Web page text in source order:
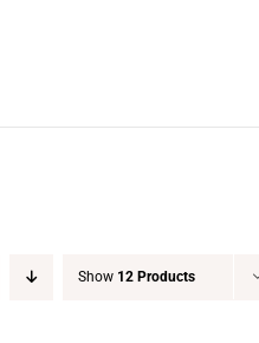
Show 12 Products